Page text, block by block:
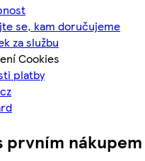
se, kam doručujeme
za službu
Cookies
platby
prvním nákupem